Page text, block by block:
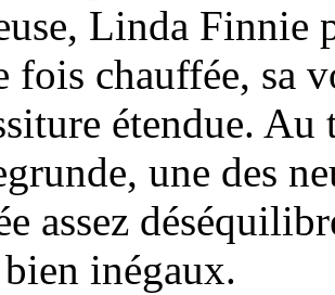
Linda Finnie
fois chauffée, sa
étendue.
une des
assez
inégaux.